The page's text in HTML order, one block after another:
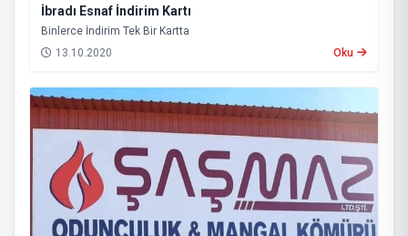
İbradı Esnaf İndirim Kartı
Binlerce İndirim Tek Bir Kartta
13.10.2020
Oku